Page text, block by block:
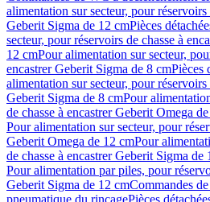
alimentation sur secteur, pour réservoirs
Geberit Sigma de 12 cmPièces
secteur, pour réservoirs de chasse à
12 cmPour alimentation sur secteur,
encastrer Geberit Sigma de 8 cmPièces
alimentation sur secteur, pour réservoirs
Geberit Sigma de 8 cmPour
de chasse à encastrer Geberit Omega
Pour alimentation sur secteur, pour
Geberit Omega de 12 cmPour
de chasse à encastrer Geberit Sigma de
Pour alimentation par piles, pour
Geberit Sigma de 12 cmCommandes
pneumatique du rinçagePièces